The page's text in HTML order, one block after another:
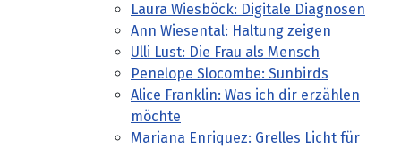
Laura Wiesböck: Digitale Diagnosen
Ann Wiesental: Haltung zeigen
Ulli Lust: Die Frau als Mensch
Penelope Slocombe: Sunbirds
Alice Franklin: Was ich dir erzählen
möchte
Mariana Enriquez: Grelles Licht für